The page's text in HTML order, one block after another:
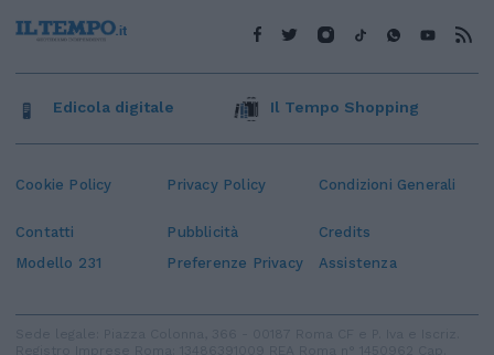
Cookie Policy Privacy Policy Condizioni Generali
Contatti Pubblicità
Credits
Modello 231
Preferenze Privacy Assistenza
Edicola digitale Il Tempo Shopping